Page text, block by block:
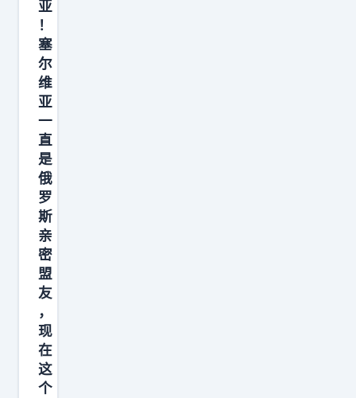
欧
尔
班
，
以
要
求
布
达
佩
斯
改
变
对
亚
！
塞
尔
维
亚
一
直
是
俄
罗
斯
亲
密
盟
友
，
现
在
这
个